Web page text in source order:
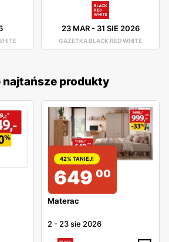
23 MAR- 31 SIE 2026
GAZETKA BLACK RED WHITE
najtańsze produkty
42% TANIEJ!
649 00
Materac
2 - 23 sie 2026